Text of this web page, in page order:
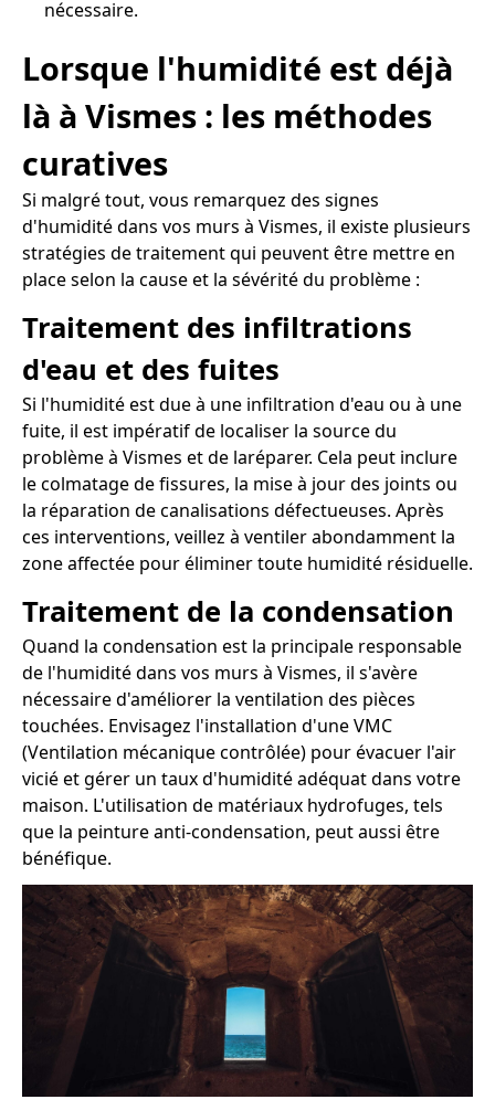
nécessaire.
Lorsque l'humidité est déjà
là à Vismes : les méthodes
curatives
Si malgré tout, vous remarquez des signes
d'humidité dans vos murs à Vismes, il existe plusieurs
stratégies de traitement qui peuvent être mettre en
place selon la cause et la sévérité du problème :
Traitement des infiltrations
d'eau et des fuites
Si l'humidité est due à une infiltration d'eau ou à une
fuite, il est impératif de localiser la source du
problème à Vismes et de laréparer. Cela peut inclure
le colmatage de fissures, la mise à jour des joints ou
la réparation de canalisations défectueuses. Après
ces interventions, veillez à ventiler abondamment la
zone affectée pour éliminer toute humidité résiduelle.
Traitement de la condensation
Quand la condensation est la principale responsable
de l'humidité dans vos murs à Vismes, il s'avère
nécessaire d'améliorer la ventilation des pièces
touchées. Envisagez l'installation d'une VMC
(Ventilation mécanique contrôlée) pour évacuer l'air
vicié et gérer un taux d'humidité adéquat dans votre
maison. L'utilisation de matériaux hydrofuges, tels
que la peinture anti-condensation, peut aussi être
bénéfique.